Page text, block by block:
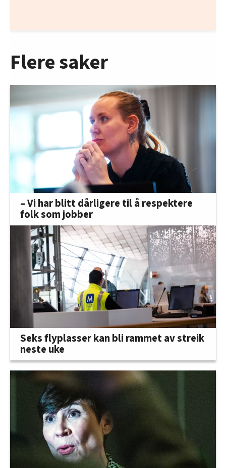
Flere saker
– Vi har blitt dårligere til å respektere
folk som jobber
Seks flyplasser kan bli rammet av streik
neste uke